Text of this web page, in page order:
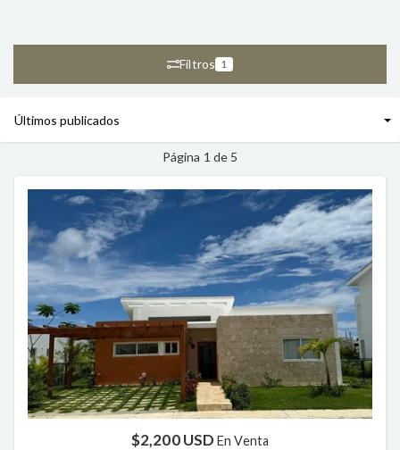
Filtros 1
Página 1 de 5
$2,200 USDEn Venta